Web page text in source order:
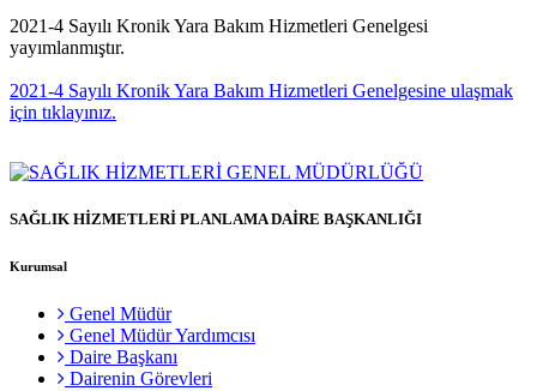
2021-4 Sayılı Kronik Yara Bakım Hizmetleri Genelgesi
yayımlanmıştır.
2021-4 Sayılı Kronik Yara Bakım Hizmetleri Genelgesine ulaşmak
için tıklayınız.
SAĞLIK HİZMETLERİ PLANLAMA DAİRE BAŞKANLIĞI
Kurumsal
Genel Müdür
Genel Müdür Yardımcısı
Daire Başkanı
Dairenin Görevleri